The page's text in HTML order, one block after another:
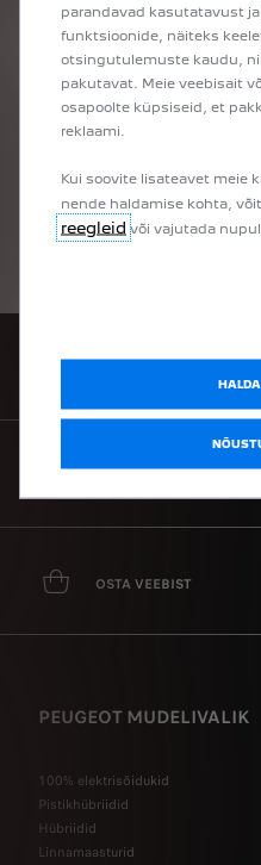
KÜSI PAKKUMIST
OSTA VEEBIST
PEUGEOT MUDELIVALIK
100% elektrisõidukid
Pistikhübriidid
Hübriidid
Linnamaasturid
parandavad kasutatavust
funktsioonide, näiteks
otsingutulemuste kaudu,
pakutavat. Meie veebisait
osapoolte küpsiseid, et
reklaami.
Kui soovite lisateavet meie
nende haldamise kohta,
reegleid või vajutada